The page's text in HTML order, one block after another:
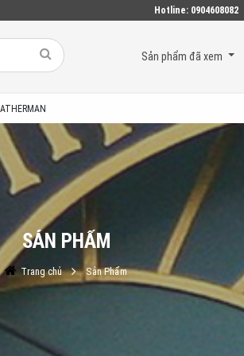
Hotline: 0904608082
Sản phẩm đã xem
SẢN PHẨM
Trang chủ Sản Phẩm